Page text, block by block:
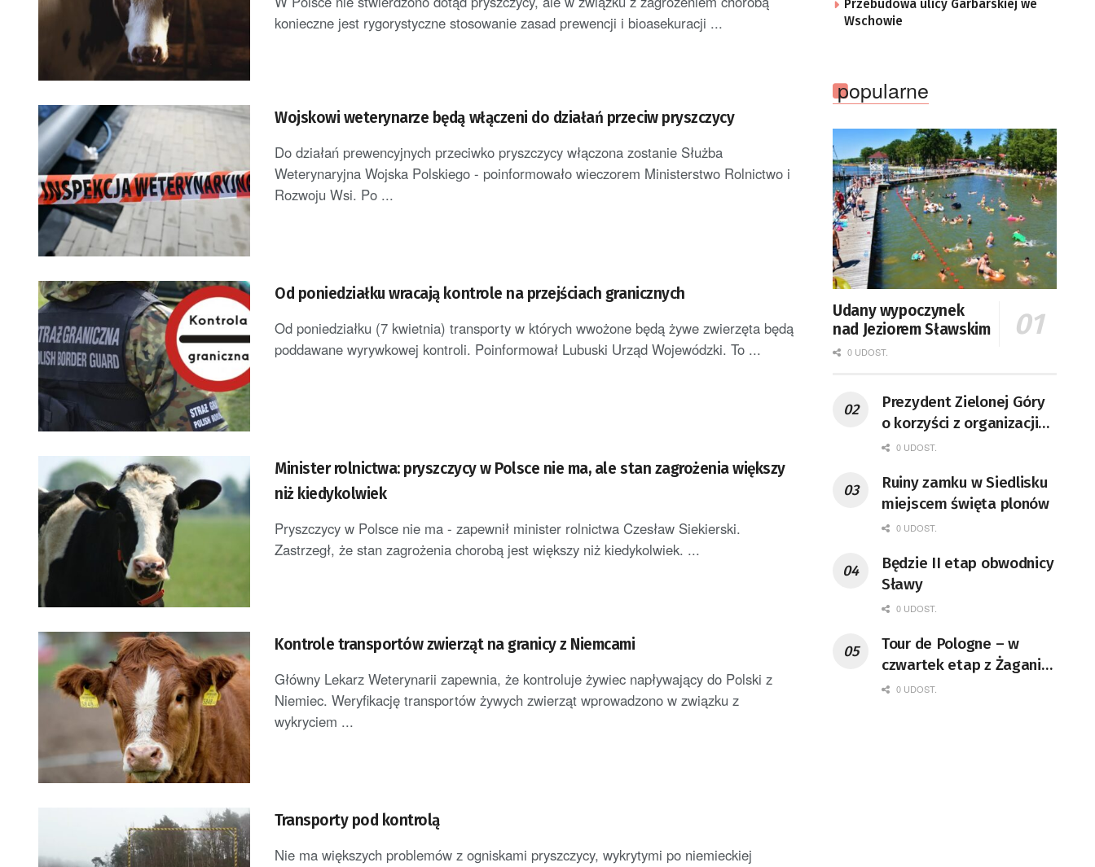
konieczne jest rygorystyczne stosowanie zasad prewencji i bioasekuracji ...
Wojskowi weterynarze będą włączeni do działań przeciw pryszczycy
Do działań prewencyjnych przeciwko pryszczycy włączona zostanie Służba
Weterynaryjna Wojska Polskiego - poinformowało wieczorem Ministerstwo Rolnictwo i
Rozwoju Wsi. Po ...
Od poniedziałku wracają kontrole na przejściach granicznych
Od poniedziałku (7 kwietnia) transporty w których wwożone będą żywe zwierzęta będą
poddawane wyrywkowej kontroli. Poinformował Lubuski Urząd Wojewódzki. To ...
Minister rolnictwa: pryszczycy w Polsce nie ma, ale stan zagrożenia większy
niż kiedykolwiek
Pryszczycy w Polsce nie ma - zapewnił minister rolnictwa Czesław Siekierski.
Zastrzegł, że stan zagrożenia chorobą jest większy niż kiedykolwiek. ...
Kontrole transportów zwierząt na granicy z Niemcami
Główny Lekarz Weterynarii zapewnia, że kontroluje żywiec napływający do Polski z
Niemiec. Weryfikację transportów żywych zwierząt wprowadzono w związku z
wykryciem ...
Transporty pod kontrolą
Nie ma większych problemów z ogniskami pryszczycy, wykrytymi po niemieckiej
Przebudowa ulicy Garbarskiej we
Wschowie
popularne
Udany wypoczynek
nad Jeziorem Sławskim
0 UDOST.
Prezydent Zielonej Góry
o korzyści z organizacji
mety Tour de Pologne
0 UDOST.
Ruiny zamku w Siedlisku
miejscem święta plonów
0 UDOST.
Będzie II etap obwodnicy
Sławy
0 UDOST.
Tour de Pologne – w
czwartek etap z Żagania
do Karpacza
0 UDOST.